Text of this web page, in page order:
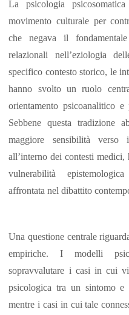
La psicologia
movimento culturale per
che negava il
relazionali nell’eziologia
specifico contesto storico, le
hanno svolto un ruolo
orientamento psicoanalitico
Sebbene questa tradizione
maggiore sensibilità
all’interno dei contesti medici,
vulnerabilità
affrontata nel dibattito
Una questione centrale
empiriche. I modelli
sopravvalutare i casi in cui
psicologica tra un sintomo e
mentre i casi in cui tale